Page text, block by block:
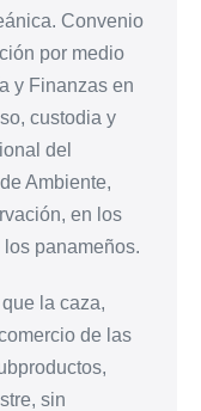
Convenio
por medio
y Finanzas en
custodia y
del
Ambiente,
en los
panameños.
la caza,
de las
sin